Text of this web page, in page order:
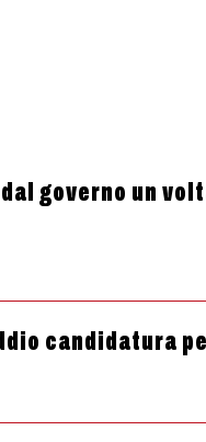
governo un
candidatura